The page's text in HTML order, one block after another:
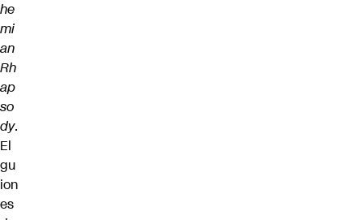
he
mi
an
Rh
ap
so
dy.
El
gu
ion
es